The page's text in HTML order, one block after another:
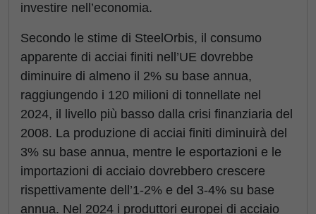
investire nell’economia.
Secondo le stime di SteelOrbis, il consumo
apparente di acciai finiti nell’UE dovrebbe
diminuire di almeno il 2% su base annua,
raggiungendo i 120 milioni di tonnellate nel
2024, il livello più basso dalla crisi finanziaria del
2008. La produzione di acciai finiti diminuirà del
3% su base annua, mentre le esportazioni e le
importazioni di acciaio dovrebbero crescere
rispettivamente dell’1-2% e del 3-4% su base
annua. Nel 2024 i produttori europei di acciaio